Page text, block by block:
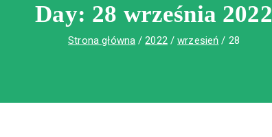
Day: 28 września 2022
Strona główna 2022 wrzesień 28